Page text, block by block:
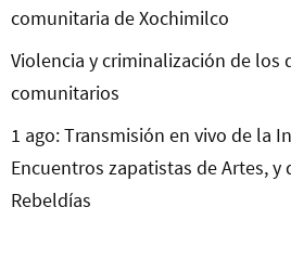
comunitaria de Xochimilco
Violencia y criminalización de los
comunitarios
1 ago: Transmisión en vivo de la
Encuentros zapatistas de Artes, y
Rebeldías